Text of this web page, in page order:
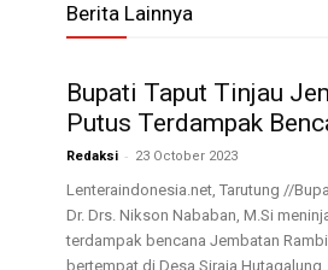
Berita Lainnya
Bupati Taput Tinjau
Putus Terdampak
Redaksi - 23 October 2023
Lenteraindonesia.net, Tarutung //
Dr. Drs. Nikson Nababan, M.Si
terdampak bencana Jembatan
bertempat di Desa Siraja